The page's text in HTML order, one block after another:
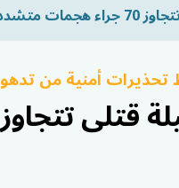
أمنية من